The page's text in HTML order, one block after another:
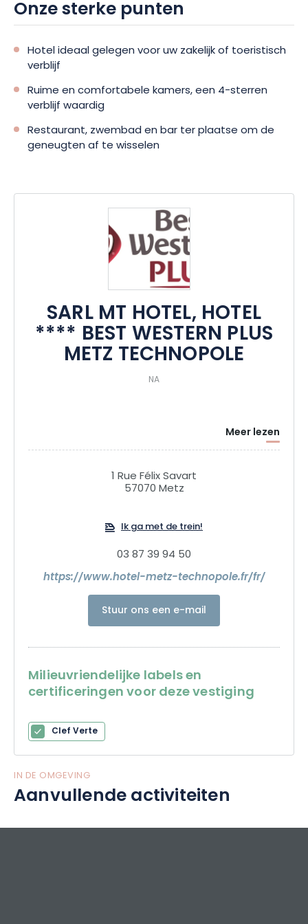
Onze sterke punten
Hotel ideaal gelegen voor uw zakelijk of toeristisch
verblijf
Ruime en comfortabele kamers, een 4-sterren
verblijf waardig
Restaurant, zwembad en bar ter plaatse om de
geneugten af te wisselen
SARL MT HOTEL, HOTEL
**** BEST WESTERN PLUS
METZ TECHNOPOLE
NA
Meer lezen
1 Rue Félix Savart
57070 Metz
Ik ga met de trein!
03 87 39 94 50
https://www.hotel-metz-technopole.fr/fr/
Stuur ons een e-mail
Milieuvriendelijke labels en
certificeringen voor deze vestiging
Clef Verte
IN DE OMGEVING
Aanvullende activiteiten